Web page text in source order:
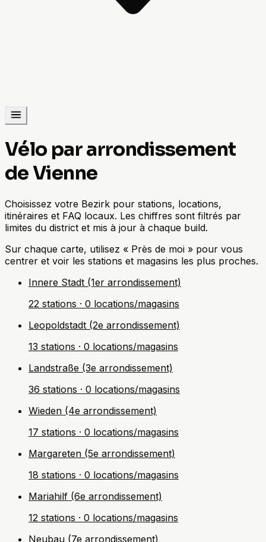
Vélo par arrondissement
de Vienne
Choisissez votre Bezirk pour stations, locations,
itinéraires et FAQ locaux. Les chiffres sont filtrés par
limites du district et mis à jour à chaque build.
Sur chaque carte, utilisez « Près de moi » pour vous
centrer et voir les stations et magasins les plus proches.
Innere Stadt (1er arrondissement)
22 stations · 0 locations/magasins
Leopoldstadt (2e arrondissement)
13 stations · 0 locations/magasins
Landstraße (3e arrondissement)
36 stations · 0 locations/magasins
Wieden (4e arrondissement)
17 stations · 0 locations/magasins
Margareten (5e arrondissement)
18 stations · 0 locations/magasins
Mariahilf (6e arrondissement)
12 stations · 0 locations/magasins
Neubau (7e arrondissement)